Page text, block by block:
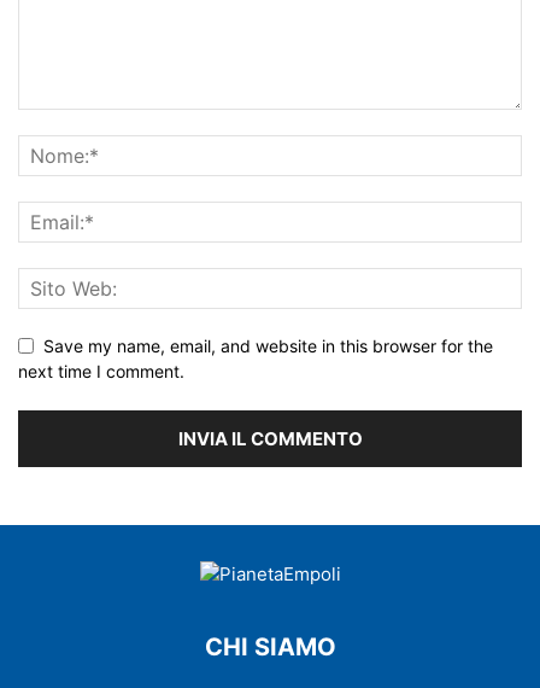
Save my name, email, and website in this browser for the
next time I comment.
CHI SIAMO